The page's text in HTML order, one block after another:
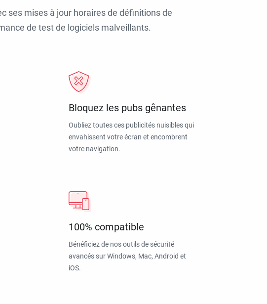
ses mises à jour horaires de définitions de
de test de logiciels malveillants.
Bloquez les pubs gênantes
Oubliez toutes ces publicités nuisibles qui
envahissent votre écran et encombrent
votre navigation.
100% compatible
Bénéficiez de nos outils de sécurité
avancés sur Windows, Mac, Android et
iOS.